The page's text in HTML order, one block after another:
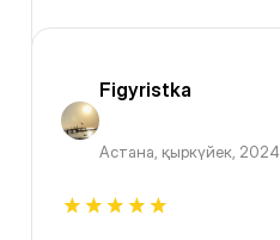
Figyristka
Астана, қыркүйек, 2024